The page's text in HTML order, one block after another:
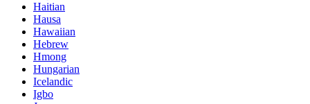
Haitian
Hausa
Hawaiian
Hebrew
Hmong
Hungarian
Icelandic
Igbo